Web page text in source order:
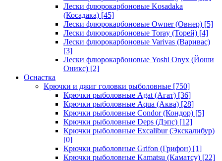
Лески флюрокарбоновые Kosadaka
(Косадака) [45]
Лески флюрокарбоновые Owner (Овнер) [5]
Лески флюрокарбоновые Toray (Торей) [4]
Лески флюрокарбоновые Varivas (Варивас)
[3]
Лески флюрокарбоновые Yoshi Onyx (Йоши
Оникс) [2]
Оснастка
Крючки и джиг головки рыболовные [750]
Крючки рыболовные Agat (Агат) [36]
Крючки рыболовные Aqua (Аква) [28]
Крючки рыболовные Condor (Кондор) [5]
Крючки рыболовные Deps (Дэпс) [12]
Крючки рыболовные Excalibur (Экскалибур)
[0]
Крючки рыболовные Grifon (Грифон) [1]
Крючки рыболовные Kamatsu (Каматсу) [22]